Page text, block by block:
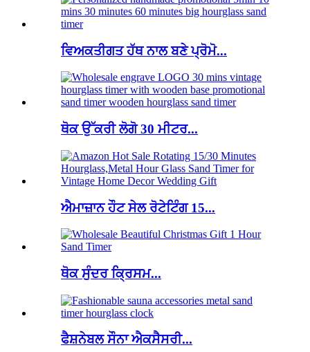
ਵਿਅਕਤੀਗਤ ਹੱਥ ਨਾਲ ਬਣੇ ਪ੍ਰੋਮੋ...
ਥੋਕ ਉੱਕਰੀ ਲੋਗੋ 30 ਮੀਟਰ...
ਐਮਾਜ਼ਾਨ ਹੌਟ ਸੇਲ ਰੋਟੇਟਿੰਗ 15...
ਥੋਕ ਸੁੰਦਰ ਕ੍ਰਿਸਮ...
ਫੈਸ਼ਨੇਬਲ ਸੌਨਾ ਐਕਸੈਸਰੀ...